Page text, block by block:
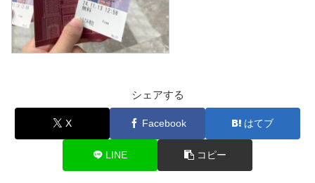
シェアする
X Facebook はてブ
LINE コピー